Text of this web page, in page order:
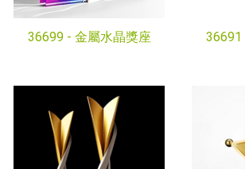
36699 - 金屬水晶獎座 36691